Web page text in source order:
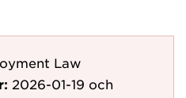
Law
2026-01-19 och